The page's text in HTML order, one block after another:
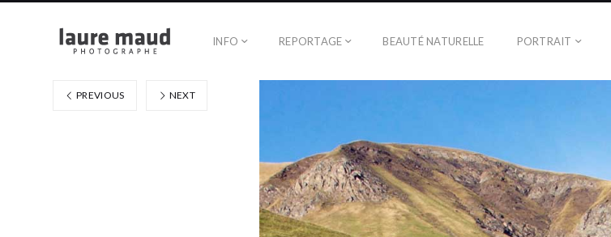
INFO REPORTAGE BEAUTÉ NATURELLE PORTRAIT
PREVIOUS NEXT